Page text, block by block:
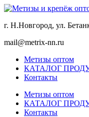
г. Н.Новгород, ул.
mail@metrix-nn.ru
Метизы оптом
КАТАЛОГ
Контакты
Метизы оптом
КАТАЛОГ
Контакты